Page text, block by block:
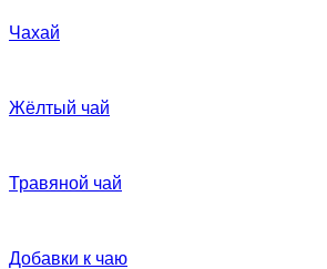
Чахай
Жёлтый чай
Травяной чай
Добавки к чаю